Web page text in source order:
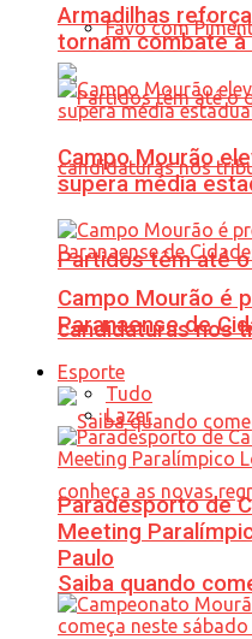
Favo com
Partidos têm até
candidaturas nos
Saiba quando
Armadilhas
tornam combate
Campo Mourão
supera média
Campo Mourão é
Paranaense de
Esporte
Tudo
Lazer
Paradesporto de
Meeting
Paulo